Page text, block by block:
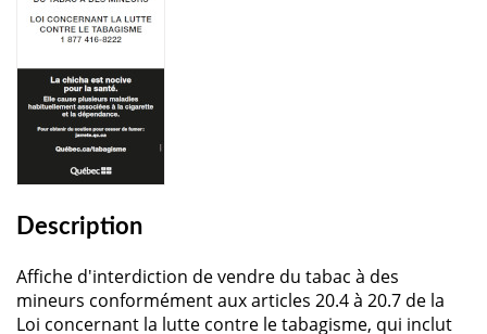
Description
Affiche d'interdiction de vendre du tabac à des
mineurs conformément aux articles 20.4 à 20.7 de la
Loi concernant la lutte contre le tabagisme, qui inclut